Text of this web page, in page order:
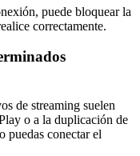
puede bloquear la
correctamente.
de streaming suelen
o a la duplicación de
puedas conectar el